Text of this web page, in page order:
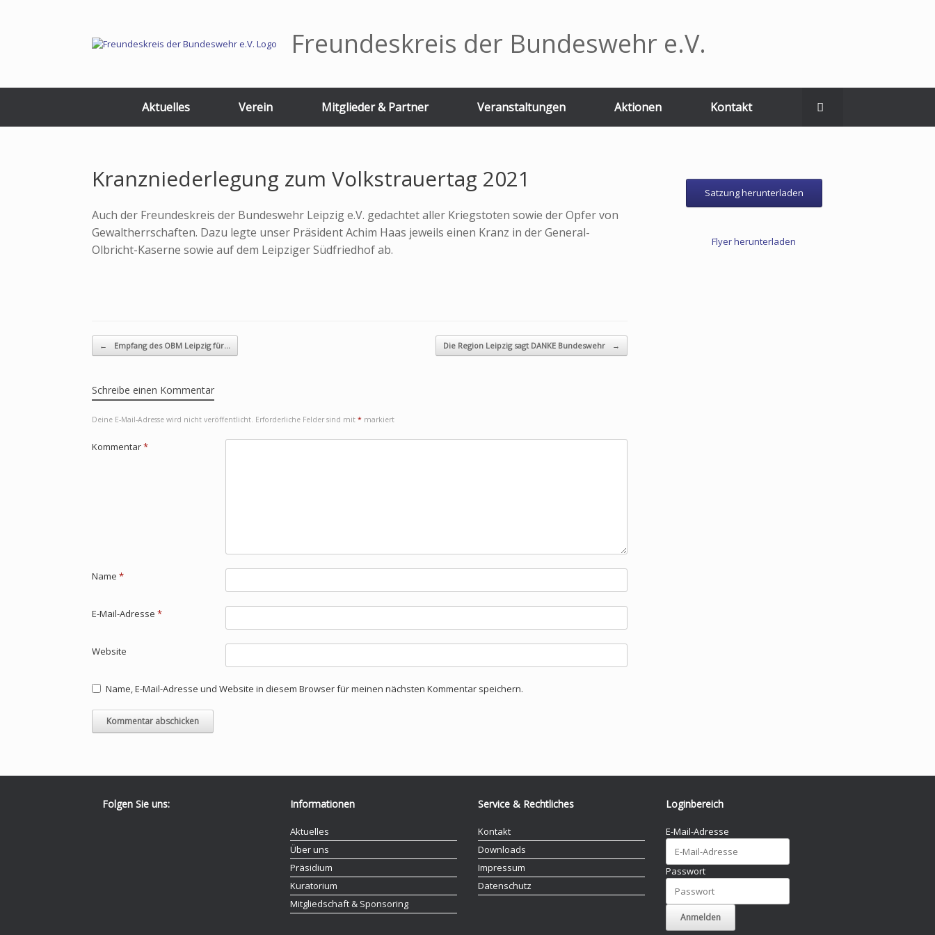
Freundeskreis der Bundeswehr e.V.
Aktuelles Verein Mitglieder & Partner Veranstaltungen Aktionen Kontakt
Kranzniederlegung zum Volkstrauertag 2021
Auch der Freundeskreis der Bundeswehr Leipzig e.V. gedachtet aller Kriegstoten sowie der Opfer von
Gewaltherrschaften. Dazu legte unser Präsident Achim Haas jeweils einen Kranz in der General-
Olbricht-Kaserne sowie auf dem Leipziger Südfriedhof ab.
Beitragsnavigation
← Empfang des OBM Leipzig für… Die Region Leipzig sagt DANKE Bundeswehr →
Schreibe einen Kommentar
Deine E-Mail-Adresse wird nicht veröffentlicht. Erforderliche Felder sind mit * markiert
Kommentar*
Name *
E-Mail-Adresse *
Website
Name, E-Mail-Adresse und Website in diesem Browser für meinen nächsten Kommentar speichern.
Satzung herunterladen
Flyer herunterladen
Folgen Sie uns: Informationen
Aktuelles
Über uns
Präsidium
Kuratorium
Mitgliedschaft & Sponsoring
Service & Rechtliches
Kontakt
Downloads
Impressum
Datenschutz
Loginbereich
E-Mail-Adresse
Passwort